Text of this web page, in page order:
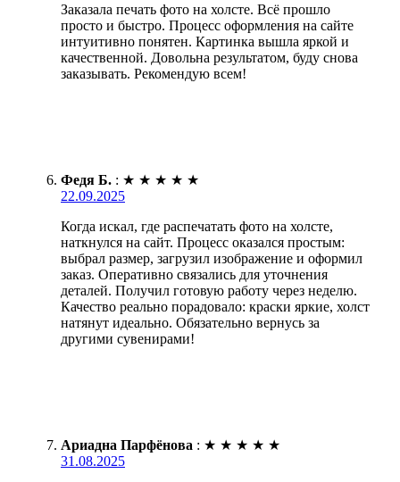
Заказала печать фото на холсте. Всё прошло
просто и быстро. Процесс оформления на сайте
интуитивно понятен. Картинка вышла яркой и
качественной. Довольна результатом, буду снова
заказывать. Рекомендую всем!
Федя Б. : ★ ★ ★ ★ ★
22.09.2025
Когда искал, где распечатать фото на холсте,
наткнулся на сайт. Процесс оказался простым:
выбрал размер, загрузил изображение и оформил
заказ. Оперативно связались для уточнения
деталей. Получил готовую работу через неделю.
Качество реально порадовало: краски яркие, холст
натянут идеально. Обязательно вернусь за
другими сувенирами!
Ариадна Парфёнова : ★ ★ ★ ★ ★
31.08.2025